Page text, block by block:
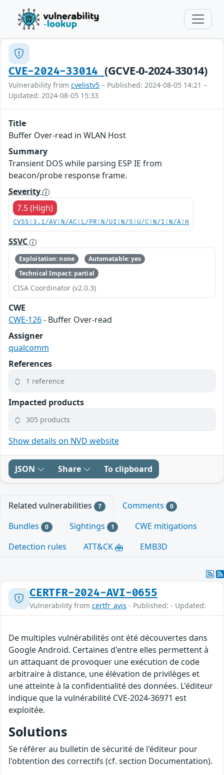
CVE-2024-33014 (GCVE-0-2024-33014)
Vulnerability from cvelistv5 – Published: 2024-08-05 14:21 –
Updated: 2024-08-05 15:33
Title
Buffer Over-read in WLAN Host
Summary
Transient DOS while parsing ESP IE from
beacon/probe response frame.
Severity
7.5 (High)
CVSS:3.1/AV:N/AC:L/PR:N/UI:N/S:U/C:N/I:N/A:H
SSVC
Exploitation: none
Automatable: yes
Technical Impact: partial
CISA Coordinator (v2.0.3)
CWE
CWE-126- Buffer Over-read
Assigner
qualcomm
References
1 reference
Impacted products
305 products
Show details on NVD website
JSON Share To clipboard
Related vulnerabilities 7 Comments 0
Bundles 0 Sightings 1
CWE mitigations
Detection rules
ATT&CK EMB3D
CERTFR-2024-AVI-0655
Vulnerability from certfr_avis - Published: - Updated:
De multiples vulnérabilités ont été découvertes dans
Google Android. Certaines d'entre elles permettent à
un attaquant de provoquer une exécution de code
arbitraire à distance, une élévation de privilèges et
une atteinte à la confidentialité des données. L'éditeur
indique que la vulnérabilité CVE-2024-36971 est
exploitée.
Solutions
Se référer au bulletin de sécurité de l'éditeur pour
l'obtention des correctifs (cf. section Documentation).